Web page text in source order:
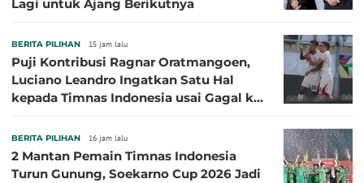
Lagi untuk Ajang Berikutnya
BERITA PILIHAN 15 jam lalu
Puji Kontribusi Ragnar Oratmangoen,
Luciano Leandro Ingatkan Satu Hal
kepada Timnas Indonesia usai Gagal ke
BERITA PILIHAN 16 jam lalu
2 Mantan Pemain Timnas Indonesia
Turun Gunung, Soekarno Cup 2026 Jadi